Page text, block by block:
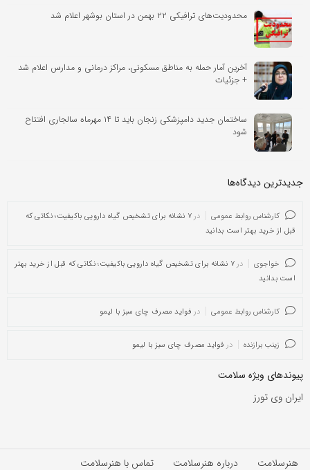
محدودیت‌های ترافیکی ۲۲ بهمن در استان بوشهر اعلام شد
آخرین آمار حمله به مناطق مسکونی، مراکز درمانی و مدارس اعلام شد
+ جزئیات
ساختمان جدید دامپزشکی زنجان باید تا ۱۴ مهرماه سالجاری افتتاح
شود
جدیدترین دیدگاه‌‌ها
کارشناس روابط عمومی در
۷ نشانه برای تشخیص گیاه دارویی باکیفیت؛ نکاتی که
قبل از خرید بهتر است بدانید
خواجوی در
۷ نشانه برای تشخیص گیاه دارویی باکیفیت؛ نکاتی که قبل از خرید بهتر
است بدانید
کارشناس روابط عمومی در فواید مصرف چای سبز با لیمو
زینب برازنده در فواید مصرف چای سبز با لیمو
پیوندهای ویژه سلامت
ایران وی تورز
هنرسلامت درباره هنرسلامت تماس با هنرسلامت